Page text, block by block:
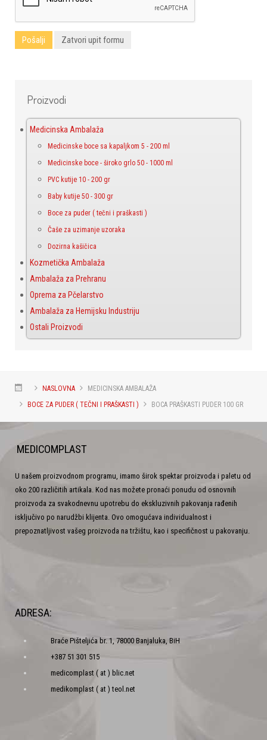
Pošalji Zatvori upit formu
Proizvodi
Medicinska Ambalaža
Medicinske boce sa kapaljkom 5 - 200 ml
Medicinske boce - široko grlo 50 - 1000 ml
PVC kutije 10 - 200 gr
Baby kutije 50 - 300 gr
Boce za puder ( tečni i praškasti )
Čaše za uzimanje uzoraka
Dozirna kašičica
Kozmetička Ambalaža
Ambalaža za Prehranu
Oprema za Pčelarstvo
Ambalaža za Hemijsku Industriju
Ostali Proizvodi
NASLOVNA
MEDICINSKA AMBALAŽA
BOCE ZA PUDER ( TEČNI I PRAŠKASTI )
BOCA PRAŠKASTI PUDER 100 GR
MEDICOMPLAST
U našem proizvodnom programu, imamo širok spektar proizvoda i paletu od
oko 200 različitih artikala. Kod nas možete pronaći ponudu od osnovnih
proizvoda za svakodnevnu upotrebu do ekskluzivnih pakovanja rađenih
isključivo po narudžbi klijenta. Ovo omogućava individualnost i
prepoznatljivost vašeg proizvoda na tržištu, kao i specifičnost u pakovanju.
ADRESA:
Braće Pišteljića br. 1, 78000 Banjaluka, BiH
+387 51 301 515
medicomplast ( at ) blic.net
medikomplast ( at ) teol.net